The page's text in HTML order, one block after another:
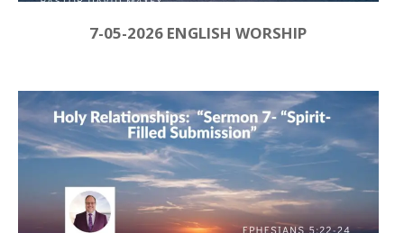
7-05-2026 ENGLISH WORSHIP